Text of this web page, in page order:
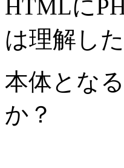
HTMLに
は理解した
本体とな
か？